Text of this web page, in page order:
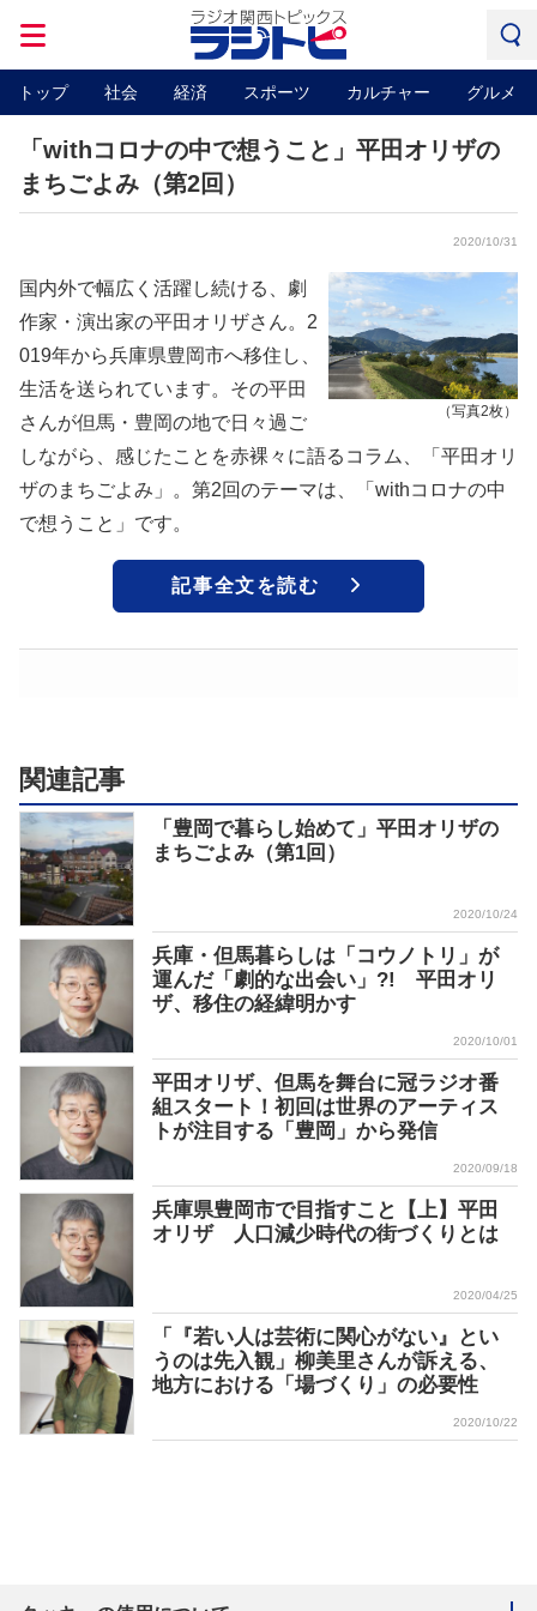
トップ 社会 経済 スポーツ カルチャー グルメ
「withコロナの中で想うこと」平田オリザの
まちごよみ（第2回）
2020/10/31
（写真2枚）
国内外で幅広く活躍し続ける、劇
作家・演出家の平田オリザさん。2
019年から兵庫県豊岡市へ移住し、
生活を送られています。その平田
さんが但馬・豊岡の地で日々過ご
しながら、感じたことを赤裸々に語るコラム、「平田オリ
ザのまちごよみ」。第2回のテーマは、「withコロナの中
で想うこと」です。
記事全文を読む
関連記事
「豊岡で暮らし始めて」平田オリザの
まちごよみ（第1回）
2020/10/24
兵庫・但馬暮らしは「コウノトリ」が
運んだ「劇的な出会い」?! 平田オリ
ザ、移住の経緯明かす
2020/10/01
平田オリザ、但馬を舞台に冠ラジオ番
組スタート！初回は世界のアーティス
トが注目する「豊岡」から発信
2020/09/18
兵庫県豊岡市で目指すこと【上】平田
オリザ 人口減少時代の街づくりとは
2020/04/25
「『若い人は芸術に関心がない』とい
うのは先入観」柳美里さんが訴える、
地方における「場づくり」の必要性
2020/10/22